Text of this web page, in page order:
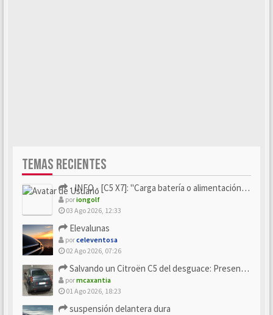
TEMAS RECIENTES
- INFO - [C5 X7]: "Carga batería o alimentación eléctri...
poriongolf
03 Ago 2026, 12:33
Elevalunas
porceleventosa
02 Ago 2026, 07:26
Salvando un Citroën C5 del desguace: Presentación y seguimiento
pormcaxantia
01 Ago 2026, 18:23
suspensión delantera dura